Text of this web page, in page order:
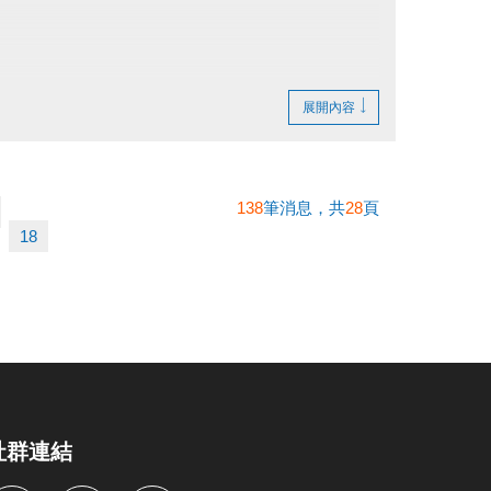
展開內容
18
138筆消息，共28頁
群連結